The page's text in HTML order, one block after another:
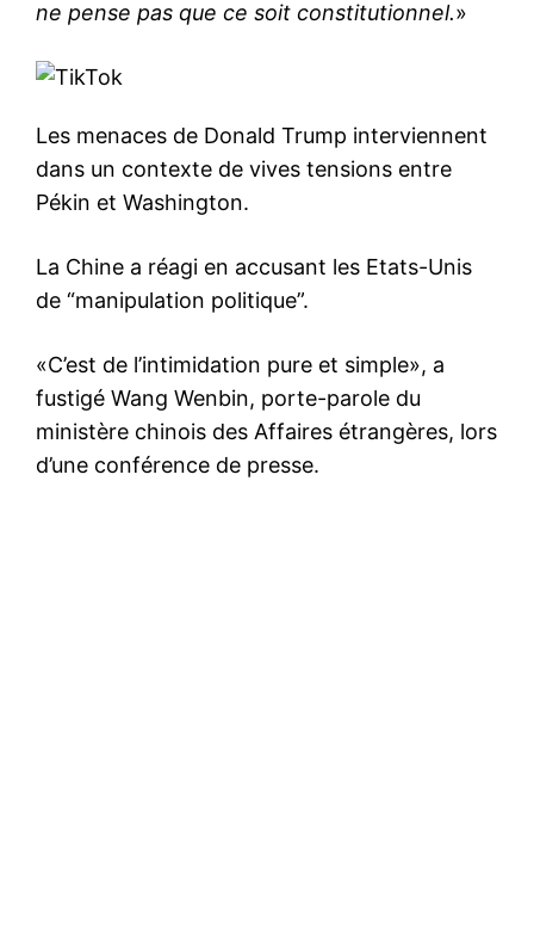
ne pense pas que ce soit constitutionnel.»
Les menaces de Donald Trump interviennent
dans un contexte de vives tensions entre
Pékin et Washington.
La Chine a réagi en accusant les Etats-Unis
de “manipulation politique”.
«C’est de l’intimidation pure et simple», a
fustigé Wang Wenbin, porte-parole du
ministère chinois des Affaires étrangères, lors
d’une conférence de presse.